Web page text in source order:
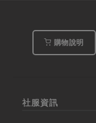
購物說明
社服資訊